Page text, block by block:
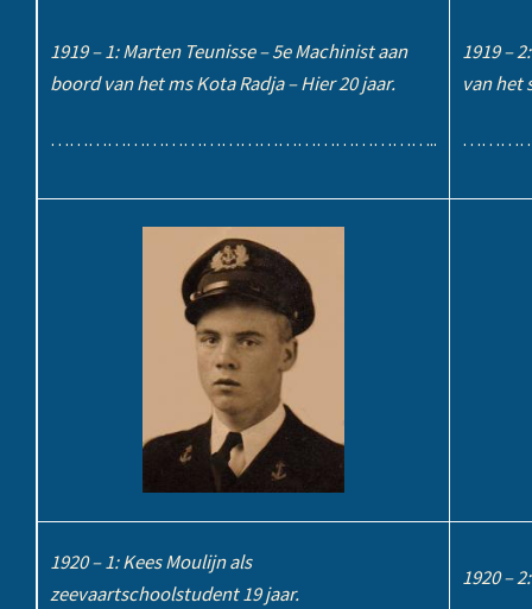
1919 – 1: Marten Teunisse – 5e Machinist aan
boord van het ms Kota Radja – Hier 20 jaar.
……………………………………………………..
1919 –
van het
1920 – 1: Kees Moulijn als
zeevaartschoolstudent 19 jaar.
1920 –